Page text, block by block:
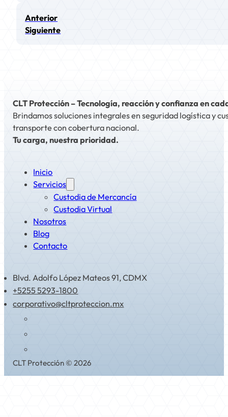
Anterior
Siguiente
CLT Protección – Tecnología, reacción y confianza en
Brindamos soluciones integrales en seguridad logística y
transporte con cobertura nacional.
Tu carga, nuestra prioridad.
Inicio
Servicios
Custodia de Mercancía
Custodia Virtual
Nosotros
Blog
Contacto
Blvd. Adolfo López Mateos 91, CDMX
+5255 5293-1800
corporativo@cltproteccion.mx
CLT Protección © 2026